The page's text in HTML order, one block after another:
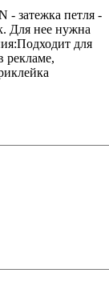
- затежка петля -
Для нее нужна
для
рекламе,